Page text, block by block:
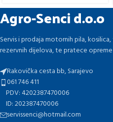
Agro-Senci d.o.o
Servis i prodaja motornih pila,
rezervnih dijelova, te pratece opreme
Rakovička cesta bb, Sarajevo
061 746 411
PDV: 4202387470006
ID: 202387470006
servissenci@hotmail.com